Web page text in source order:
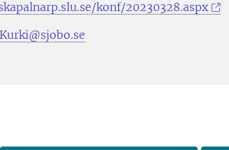
konf/20230328.aspx